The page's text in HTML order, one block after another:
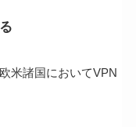
米諸国においてVPN